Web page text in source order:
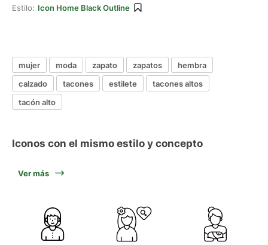
Estilo: Icon Home Black Outline
mujer moda zapato zapatos
hembra
calzado
tacones estilete
tacones altos
tacón alto
Iconos con el mismo estilo y concepto
Ver más